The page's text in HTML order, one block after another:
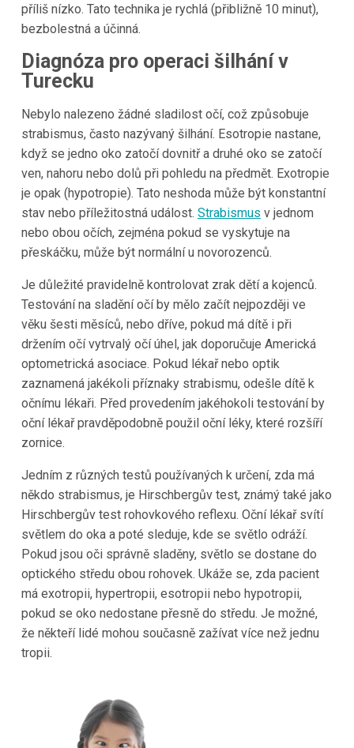
příliš nízko. Tato technika je rychlá (přibližně 10 minut),
bezbolestná a účinná.
Diagnóza pro operaci šilhání v
Turecku
Nebylo nalezeno žádné sladilost očí, což způsobuje
strabismus, často nazývaný šilhání. Esotropie nastane,
když se jedno oko zatočí dovnitř a druhé oko se zatočí
ven, nahoru nebo dolů při pohledu na předmět. Exotropie
je opak (hypotropie). Tato neshoda může být konstantní
stav nebo příležitostná událost. Strabismus v jednom
nebo obou očích, zejména pokud se vyskytuje na
přeskáčku, může být normální u novorozenců.
Je důležité pravidelně kontrolovat zrak dětí a kojenců.
Testování na sladění očí by mělo začít nejpozději ve
věku šesti měsíců, nebo dříve, pokud má dítě i při
držením očí vytrvalý očí úhel, jak doporučuje Americká
optometrická asociace. Pokud lékař nebo optik
zaznamená jakékoli příznaky strabismu, odešle dítě k
očnímu lékaři. Před provedením jakéhokoli testování by
oční lékař pravděpodobně použil oční léky, které rozšíří
zornice.
Jedním z různých testů používaných k určení, zda má
někdo strabismus, je Hirschbergův test, známý také jako
Hirschbergův test rohovkového reflexu. Oční lékař svítí
světlem do oka a poté sleduje, kde se světlo odráží.
Pokud jsou oči správně sladěny, světlo se dostane do
optického středu obou rohovek. Ukáže se, zda pacient
má exotropii, hypertropii, esotropii nebo hypotropii,
pokud se oko nedostane přesně do středu. Je možné,
že někteří lidé mohou současně zažívat více než jednu
tropii.